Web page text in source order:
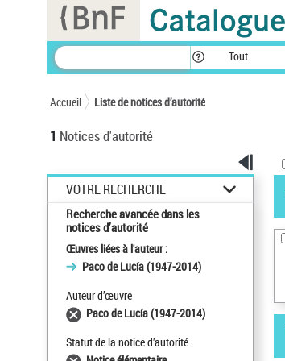
Tout
Accueil Liste de notices d’autorité
1 Notices d'autorité
VOTRE RECHERCHE
Recherche avancée dans les
notices d’autorité
Œuvres liées à l'auteur :
Paco de Lucía (1947-2014)
Auteur d’œuvre
Paco de Lucía (1947-2014)
Statut de la notice d’autorité
Panneau de gestion des cookies